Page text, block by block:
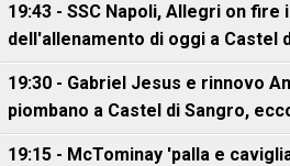
19:43 - SSC Napoli, Allegri on
dell'allenamento di oggi a Castel
19:30 - Gabriel Jesus e rinnovo
piombano a Castel di Sangro,
19:15 - McTominay 'palla e